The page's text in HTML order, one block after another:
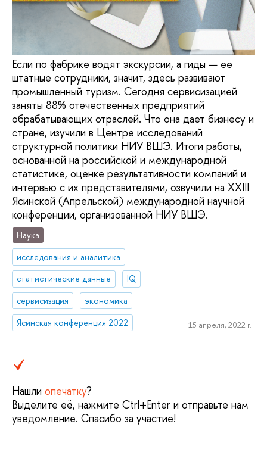
Если по фабрике водят экскурсии, а гиды — ее
штатные сотрудники, значит, здесь развивают
промышленный туризм. Сегодня сервисизацией
заняты 88% отечественных предприятий
обрабатывающих отраслей. Что она дает бизнесу и
стране, изучили в Центре исследований
структурной политики НИУ ВШЭ. Итоги работы,
основанной на российской и международной
статистике, оценке результативности компаний и
интервью с их представителями, озвучили на XXIII
Ясинской (Апрельской) международной научной
конференции, организованной НИУ ВШЭ.
Наука
исследования и аналитика
статистические данные
IQ
сервисизация
экономика
Ясинская конференция 2022
15 апреля, 2022 г.
Нашли опечатку?
Выделите её, нажмите Ctrl+Enter и отправьте нам
уведомление. Спасибо за участие!